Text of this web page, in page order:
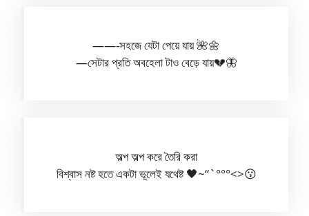
——-সহজে যেটা পেয়ে যায় 🌺🌼
—সেটার প্রতি অবহেলা টাও বেড়ে যায়💔🦋
অল্প অল্প করে তৈরি করা
বিশ্বাস নষ্ট হতে একটা ভূলেই যথেষ্ট 🖤~“`°°°<>😗